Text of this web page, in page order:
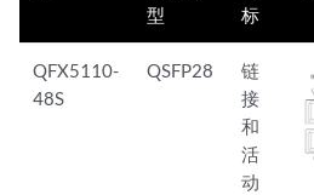
型
标
QFX5110-
48S
QSFP28
链
接
和
活
动